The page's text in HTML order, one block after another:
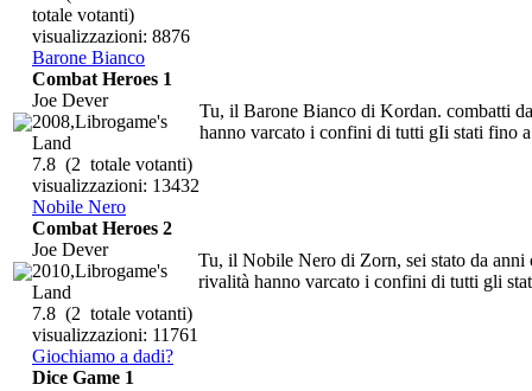
totale votanti)
visualizzazioni: 8876
Barone Bianco
Tu, il Barone Bianco di Kordan. combatti
hanno varcato i confini di tutti gIi stati fino
Combat Heroes 1
Joe Dever
2008,Librogame's
Land
7.8 (2 totale votanti)
visualizzazioni: 13432
Nobile Nero
Tu, il Nobile Nero di Zorn, sei stato da anni
rivalità hanno varcato i confini di tutti gli
Combat Heroes 2
Joe Dever
2010,Librogame's
Land
7.8 (2 totale votanti)
visualizzazioni: 11761
Giochiamo a dadi?
Dice Game 1